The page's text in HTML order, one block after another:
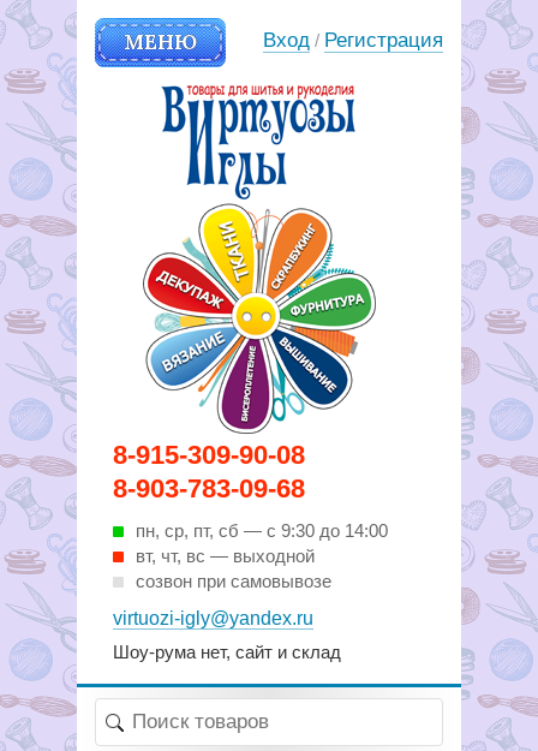
8-915-309-90-08
8-903-783-09-68
пн, ср, пт, cб — с 9:30 до 14:00
вт, чт, вс — выходной
созвон при самовывозе
virtuozi-igly@yandex.ru
Шоу-рума нет, сайт и склад
МЕНЮ
Вирутозы иглы. Товары для
шитья и рукоделья
Вход / Регистрация